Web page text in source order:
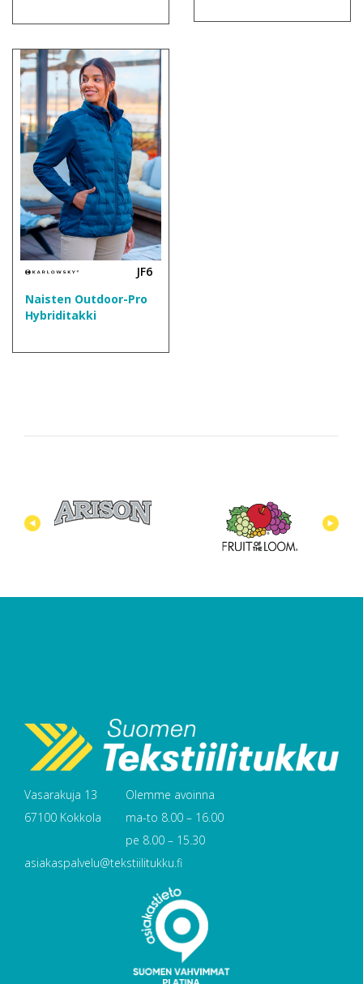
JF6
Naisten Outdoor-Pro
Hybriditakki
Vasarakuja 13
67100 Kokkola
Olemme avoinna
ma-to 8.00 – 16.00
pe 8.00 – 15.30
asiakaspalvelu@tekstiilitukku.fi